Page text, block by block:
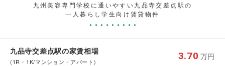
九州美容専門学校に通いやすい九品寺交差点駅の
一人暮らし学生向け賃貸物件
九品寺交差点駅の家賃相場
(1R・1K/マンション・アパート)
3.70 万円